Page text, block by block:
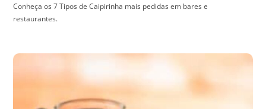
Conheça os 7 Tipos de Caipirinha mais pedidas em bares e
restaurantes.